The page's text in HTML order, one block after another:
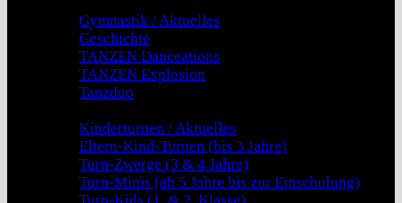
Gymnastik / Aktuelles
Geschichte
TANZEN Danceations
TANZEN Explosion
Tanzduo
Kinderturnen / Aktuelles
Eltern-Kind-Turnen (bis 3 Jahre)
Turn-Zwerge (3 & 4 Jahre)
Turn-Minis (ab 5 Jahre bis zur Einschulung)